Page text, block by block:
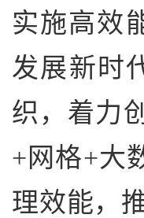
实施高效
发展新时
织，着力
+网格+大
理效能，